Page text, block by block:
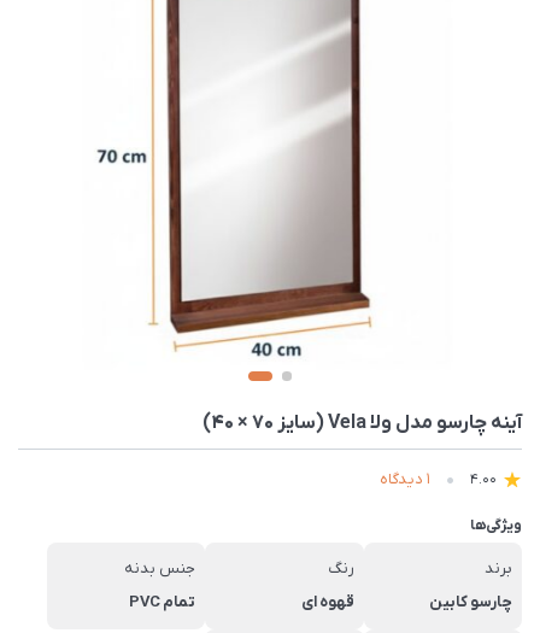
آینه چارسو مدل ولا Vela (سایز 70 × 40)
4.00 1 دیدگاه
ویژگی‌ها
برند
چارسو کابین
رنگ
قهوه ای
جنس بدنه
تمام PVC